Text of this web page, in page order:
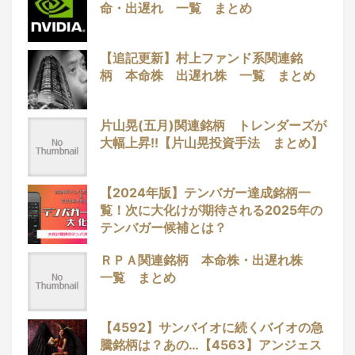
命・出遅れ 一覧 まとめ
【追記更新】村上ファンド系関連銘
柄 本命株 出遅れ株 一覧 まとめ
片山晃(五月)関連銘柄 トレンダーズが
大幅上昇!!【片山晃投資手法 まとめ】
【2024年版】テンバガー達成銘柄一
覧！次に大化けが期待される2025年の
テンバガー候補とは？
ＲＰＡ関連銘柄 本命株・出遅れ株
一覧 まとめ
【4592】サンバイオに続くバイオの急
騰銘柄は？あの…【4563】アンジェス